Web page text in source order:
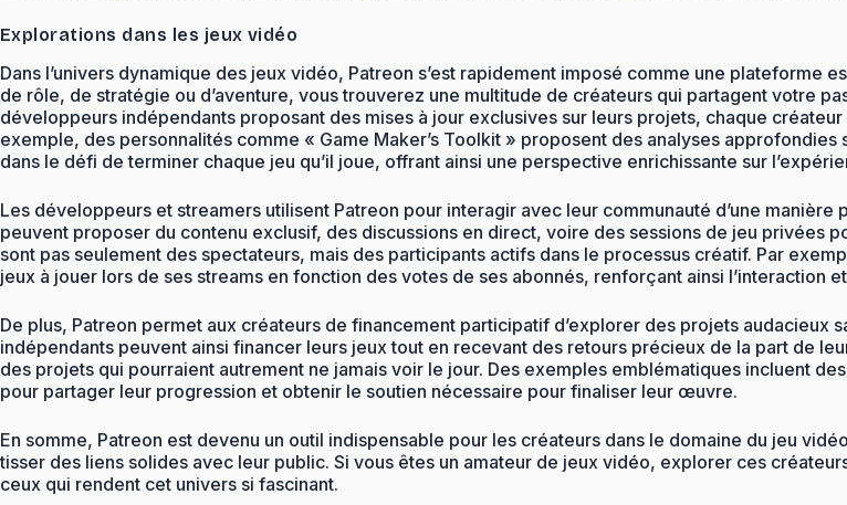
Explorations dans les jeux vidéo
Dans l’univers dynamique des jeux vidéo, Patreon s’est rapidement imposé comme une
de rôle, de stratégie ou d’aventure, vous trouverez une multitude de créateurs qui partagent votre
développeurs indépendants proposant des mises à jour exclusives sur leurs projets, chaque
exemple, des personnalités comme « Game Maker’s Toolkit » proposent des analyses
dans le défi de terminer chaque jeu qu’il joue, offrant ainsi une perspective enrichissante sur
Les développeurs et streamers utilisent Patreon pour interagir avec leur communauté d’une
peuvent proposer du contenu exclusif, des discussions en direct, voire des sessions de jeu privées
sont pas seulement des spectateurs, mais des participants actifs dans le processus créatif. Par
jeux à jouer lors de ses streams en fonction des votes de ses abonnés, renforçant ainsi l’interaction
De plus, Patreon permet aux créateurs de financement participatif d’explorer des projets
indépendants peuvent ainsi financer leurs jeux tout en recevant des retours précieux de la part de
des projets qui pourraient autrement ne jamais voir le jour. Des exemples emblématiques incluent
pour partager leur progression et obtenir le soutien nécessaire pour finaliser leur œuvre.
En somme, Patreon est devenu un outil indispensable pour les créateurs dans le domaine du jeu
tisser des liens solides avec leur public. Si vous êtes un amateur de jeux vidéo, explorer ces
ceux qui rendent cet univers si fascinant.